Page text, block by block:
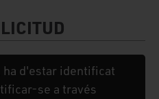
d'estar identificat
se a través